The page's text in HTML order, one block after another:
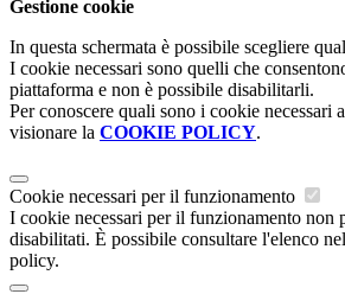
Gestione cookie
In questa schermata è possibile scegliere
I cookie necessari sono quelli che
piattaforma e non è possibile disabilitarli.
Per conoscere quali sono i cookie necessari
visionare la COOKIE POLICY.
Cookie necessari per il funzionamento
I cookie necessari per il funzionamento non
disabilitati. È possibile consultare l'elenco
policy.